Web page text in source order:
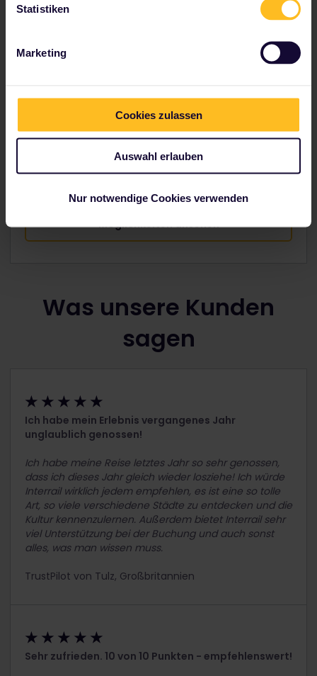
Statistiken
Marketing
Cookies zulassen
Auswahl erlauben
Nur notwendige Cookies verwenden
1 Land intensiv kennenlernen
Interrail One Country Pass
Land umfangreich erkunden, das dich am meisten
Standardpreise ab58 €
Möglichkeiten ansehen
Was unsere Kunden
sagen
★ ★ ★ ★ ★
Ich habe mein Erlebnis vergangenes Jahr
unglaublich genossen!
Ich habe meine Reise letztes Jahr so sehr genossen,
dass ich dieses Jahr gleich wieder losziehe! Ich würde
Interrail wirklich jedem empfehlen, es ist eine so tolle
Art, so viele verschiedene Städte zu entdecken und die
Kultur kennenzulernen. Außerdem bietet Interrail sehr
viel Unterstützung bei der Buchung und auch sonst
alles, was man wissen muss.
TrustPilot von Tulz, Großbritannien
★ ★ ★ ★ ★
Sehr zufrieden. 10 von 10 Punkten - empfehlenswert!